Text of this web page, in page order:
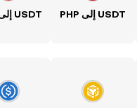
USDT إلى PHP USDT إلى CNY